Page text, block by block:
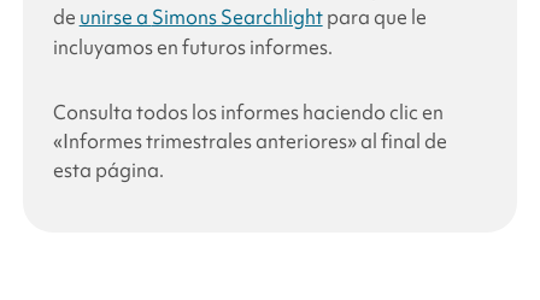
de unirse a Simons Searchlightpara que le
incluyamos en futuros informes.
Consulta todos los informes haciendo clic en
«Informes trimestrales anteriores» al final de
esta página.